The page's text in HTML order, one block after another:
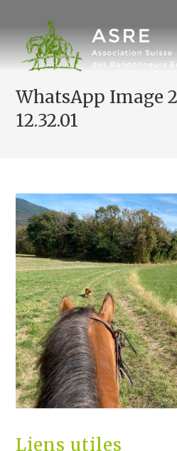
content
WhatsApp Image
12.32.01
Liens utiles